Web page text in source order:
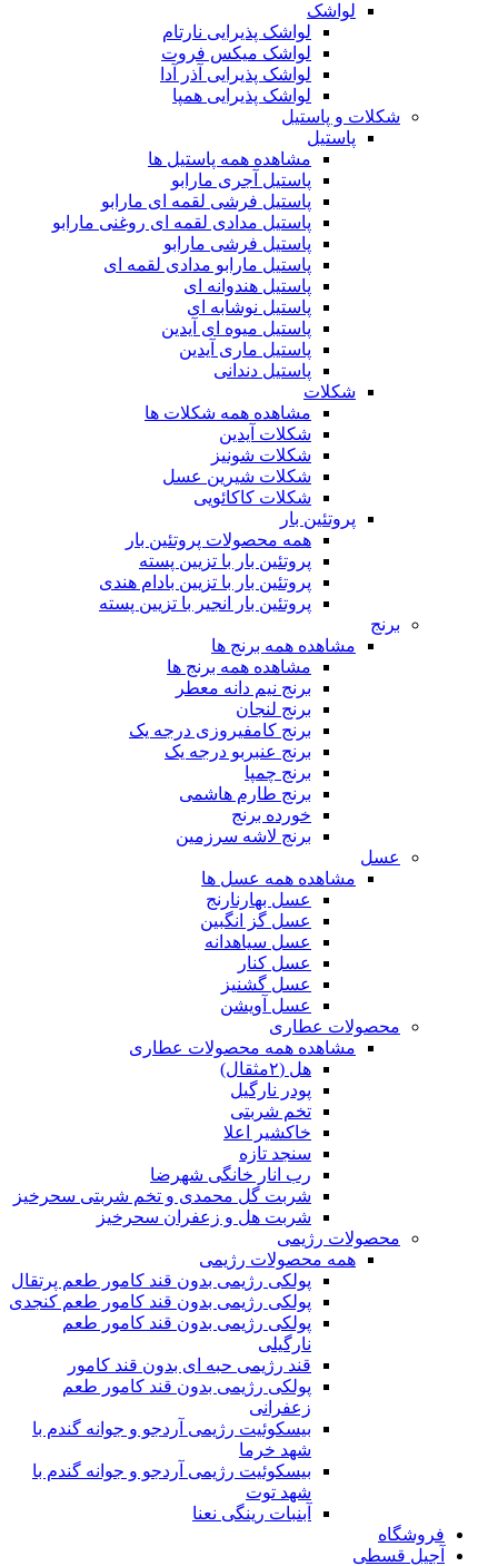
لواشک
لواشک پذیرایی نارتام
لواشک میکس فروت
لواشک پذیرایی آذر آدا
لواشک پذیرایی همپا
شکلات و پاستیل
پاستیل
مشاهده همه پاستیل ها
پاستیل آجری مارابو
پاستیل فرشی لقمه ای مارابو
پاستیل مدادی لقمه ای روغنی مارابو
پاستیل فرشی مارابو
پاستیل مارابو مدادی لقمه ای
پاستیل هندوانه ای
پاستیل نوشابه ای
پاستیل میوه ای آیدین
پاستیل ماری آیدین
پاستیل دندانی
شکلات
مشاهده همه شکلات ها
شکلات آیدین
شکلات شونیز
شکلات شیرین عسل
شکلات کاکائویی
پروتئین بار
همه محصولات پروتئین بار
پروتئین بار با تزیین پسته
پروتئین بار با تزیین بادام هندی
پروتئین بار انجیر با تزیین پسته
برنج
مشاهده همه برنج ها
مشاهده همه برنج ها
برنج نیم دانه معطر
برنج لنجان
برنج کامفیروزی درجه یک
برنج عنبربو درجه یک
برنج چمپا
برنج طارم هاشمی
خورده برنج
برنج لاشه سرزمین
عسل
مشاهده همه عسل ها
عسل بهارنارنج
عسل گز انگبین
عسل سیاهدانه
عسل کنار
عسل گشنیز
عسل آویشن
محصولات عطاری
مشاهده همه محصولات عطاری
هل (۲مثقال)
پودر نارگیل
تخم شربتی
خاکشیر اعلا
سنجد تازه
رب انار خانگی شهرضا
شربت گل محمدی و تخم شربتی سحرخیز
شربت هل و زعفران سحرخیز
محصولات رژیمی
همه محصولات رژیمی
پولکی رژیمی بدون قند کامور طعم پرتقال
پولکی رژیمی بدون قند کامور طعم کنجدی
پولکی رژیمی بدون قند کامور طعم
نارگیلی
قند رژیمی حبه ای بدون قند کامور
پولکی رژیمی بدون قند کامور طعم
زعفرانی
بيسکوئيت رژیمی آردجو و جوانه گندم با
شهد خرما
بيسکوئيت رژیمی آردجو و جوانه گندم با
شهد توت
آبنبات رینگی نعنا
فروشگاه
آجیل قسطی